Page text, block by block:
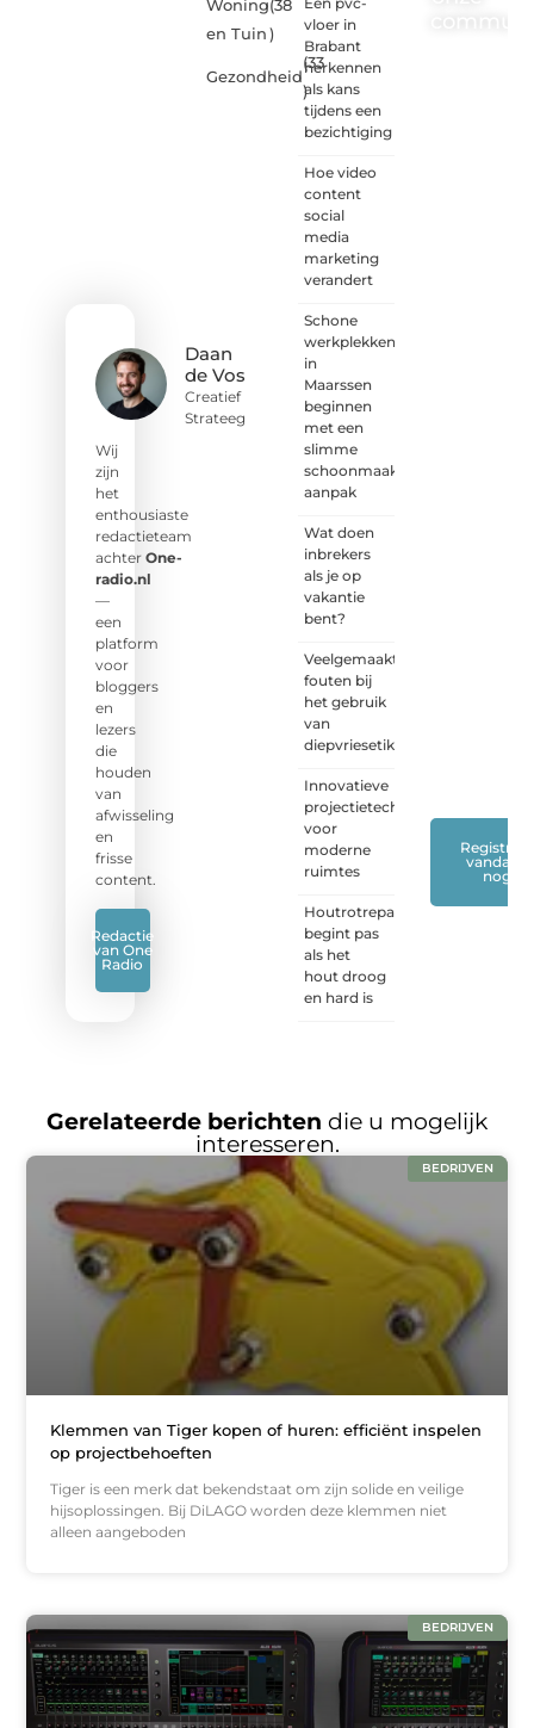
Daan
de Vos
Creatief
Strateeg
Wij
zijn
het
enthousiaste
redactieteam
achter One-
radio.nl
—
een
platform
voor
bloggers
en
lezers
die
houden
van
afwisseling
en
frisse
content.
Redactie
van One
Radio
Woning
en Tuin
(38
)
Gezondheid
(33
)
vloer in
Brabant
herkennen
als kans
tijdens een
bezichtiging
Hoe video
content
social
media
marketing
verandert
Schone
werkplekken
in
Maarssen
beginnen
met een
slimme
schoonmaak
aanpak
Wat doen
inbrekers
als je op
vakantie
bent?
Veelgemaakte
fouten bij
het gebruik
van
diepvriesetiketten
Innovatieve
projectietechnieken
voor
moderne
ruimtes
Houtrotreparatie
begint pas
als het
hout droog
en hard is
Registreer
vandaag
nog
Gerelateerde berichten die u mogelijk
interesseren.
BEDRIJVEN
Klemmen van Tiger kopen of huren: efficiënt inspelen
op projectbehoeften
Tiger is een merk dat bekendstaat om zijn solide en veilige
hijsoplossingen. Bij DiLAGO worden deze klemmen niet
alleen aangeboden
BEDRIJVEN